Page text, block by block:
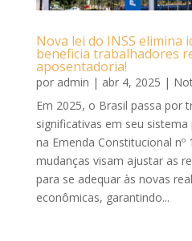
Nova lei do INSS elimina
beneficia trabalhadores
aposentadoria!
por admin | abr 4, 2025 |
Em 2025, o Brasil passa por
significativas em seu
na Emenda Constitucional nº
mudanças visam ajustar as
para se adequar às novas
econômicas, garantindo...